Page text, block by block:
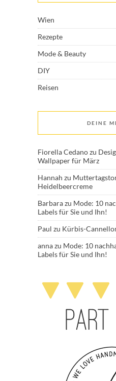
Wien
Rezepte
Mode & Beauty
DIY
Reisen
DEINE
Fiorella Cedanozu
Wallpaper für März
Hannah zu
Heidelbeercreme
Barbarazu Mode: 10
Labels für Sie und Ihn!
Paul zu Kürbis-
annazu Mode: 10
Labels für Sie und Ihn!